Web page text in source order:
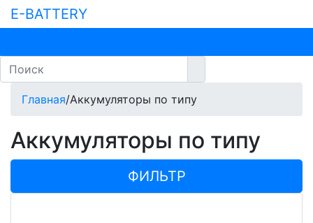
E-BATTERY
Главная/Аккумуляторы по типу
Аккумуляторы по типу
ФИЛЬТР